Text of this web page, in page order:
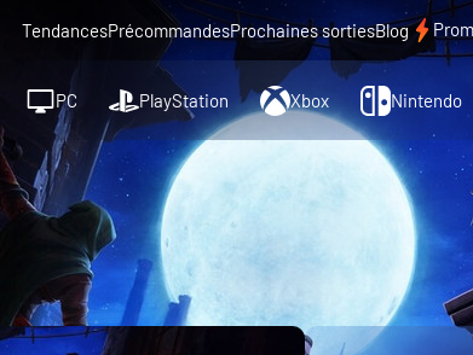
TendancesPrécommandesProchaines sortiesBlog
PC PlayStation Xbox Nintendo